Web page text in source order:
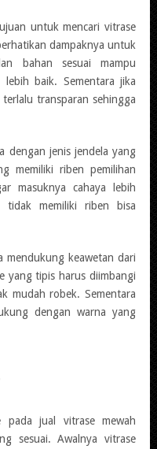
untuk mencari vitrase
dampaknya untuk
bahan sesuai mampu
lebih baik. Sementara jika
transparan sehingga
dengan jenis jendela yang
memiliki riben pemilihan
masuknya cahaya lebih
tidak memiliki riben bisa
mendukung keawetan dari
yang tipis harus diimbangi
mudah robek. Sementara
dengan warna yang
pada jual vitrase mewah
sesuai. Awalnya vitrase